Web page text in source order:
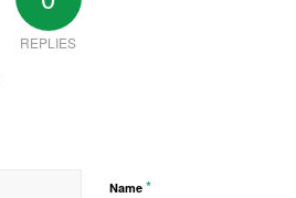
REPLIES
Name *